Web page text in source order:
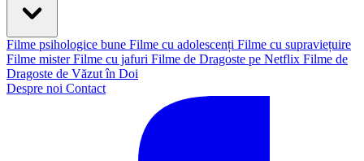
Filme psihologice bune Filme cu adolescenți Filme cu supraviețuire
Filme mister Filme cu jafuri Filme de Dragoste pe Netflix Filme de
Dragoste de Văzut în Doi
Despre noi Contact